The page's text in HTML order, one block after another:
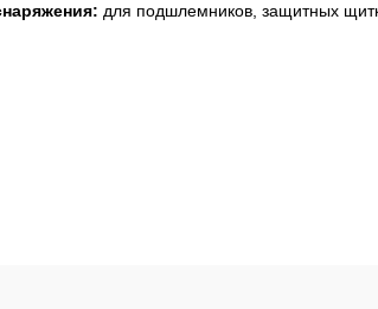
для подшлемников, защитных